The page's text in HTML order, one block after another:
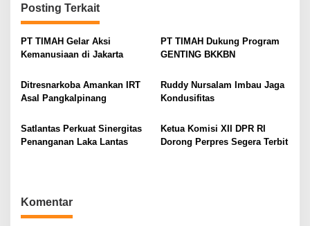
g
a
s
p
o
Posting Terkait
PT TIMAH Gelar Aksi
Kemanusiaan di Jakarta
PT TIMAH Dukung Program
GENTING BKKBN
Ditresnarkoba Amankan IRT
Asal Pangkalpinang
Ruddy Nursalam Imbau Jaga
Kondusifitas
Satlantas Perkuat Sinergitas
Penanganan Laka Lantas
Ketua Komisi XII DPR RI
Dorong Perpres Segera Terbit
Komentar